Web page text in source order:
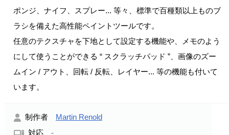
ポンジ、ナイフ、スプレー... 等々、標準で百種類以上ものブ
ラシを備えた高性能ペイントツールです。
任意のテクスチャを下地として設定する機能や、メモのよう
にして使うことができる “ スクラッチパッド ”、画像のズー
ムイン / アウト、回転 / 反転、レイヤー... 等の機能も付いて
います。
制作者 Martin Renold
対応 -